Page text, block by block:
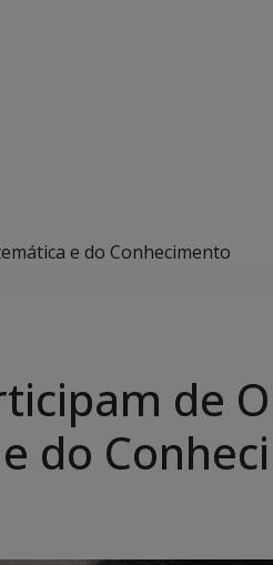
e do Conhecimento
de
do